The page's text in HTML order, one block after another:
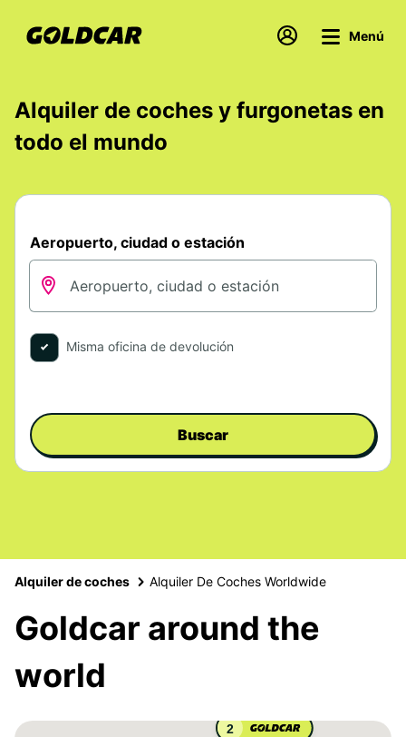
Menú
Alquiler de coches y furgonetas en
todo el mundo
Aeropuerto, ciudad o estación
Misma oficina de devolución
Buscar
Alquiler de coches Alquiler De Coches Worldwide
Goldcar around the
world
2